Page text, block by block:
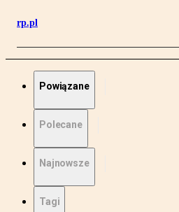
rp.pl
Powiązane
Polecane
Najnowsze
Tagi